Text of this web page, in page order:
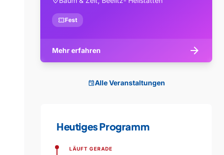
confirmation_numberFest
Mehr erfahren arrow_forward
eventAlle Veranstaltungen
Heutiges Programm
LÄUFT GERADE